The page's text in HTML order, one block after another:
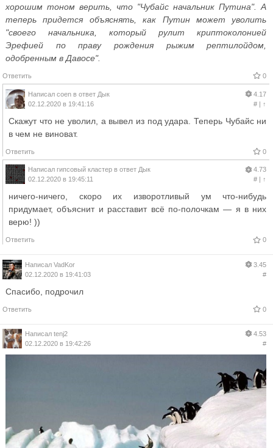
хорошим тоном верить, что "Чубайс начальник Путина". А
теперь придется объяснять, как Путин может уволить
"своего начальника, который рулит криптоколонией
Эрефией по праву рождения рыжим рептилойдом,
одобренным в Давосе".
Ответить 0
Написал coen в ответ Дык
02.12.2020 в 19:41:16
4.17
#| ↑
Скажут что не уволил, а вывел из под удара. Теперь Чубайс ни
в чем не виноват.
Ответить 0
Написал гипсовый кластер в ответ Дык
02.12.2020 в 19:45:11
4.73
#| ↑
ничего-ничего, скоро их изворотливый ум что-нибудь
придумает, объяснит и расставит всё по-полочкам — я в них
верю! ))
Ответить 0
Написал VadKor
02.12.2020 в 19:41:03
3.45
#
Спасибо, подрочил
Ответить 0
Написал tenj2
02.12.2020 в 19:42:26
4.53
#